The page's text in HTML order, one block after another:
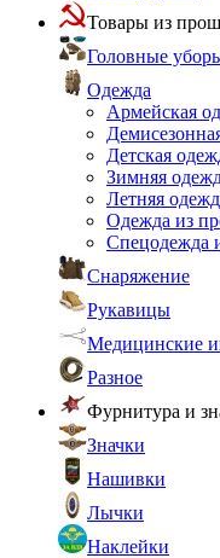
Товары из
Головные
Одежда
Армейская
Детская
Зимняя
Летняя
Одежда из
Спецодежда
Снаряжение
Рукавицы
Медицинские
Разное
Фурнитура и
Значки
Нашивки
Лычки
Наклейки